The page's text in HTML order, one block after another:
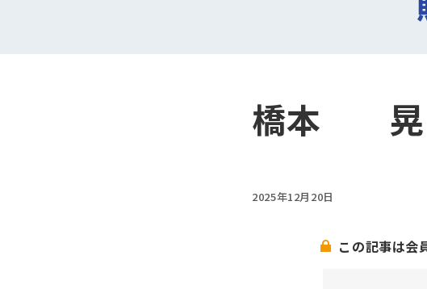
橋本 晃
2025年12月20日
この記事は会